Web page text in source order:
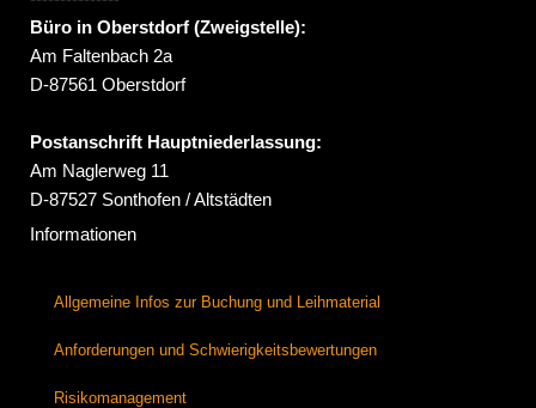
Büro in Oberstdorf (Zweigstelle):
Am Faltenbach 2a
D-87561 Oberstdorf
Postanschrift Hauptniederlassung:
Am Naglerweg 11
D-87527 Sonthofen / Altstädten
Informationen
Allgemeine Infos zur Buchung und Leihmaterial
Anforderungen und Schwierigkeitsbewertungen
Risikomanagement